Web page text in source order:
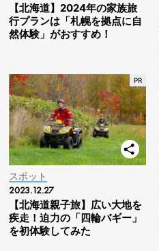
【北海道】2024年の家族旅
行プランは「札幌を拠点に自
然体験」がおすすめ！
スポット
2023.12.27
【北海道親子旅】広い大地を
疾走！迫力の「四輪バギー」
を初体験してみた